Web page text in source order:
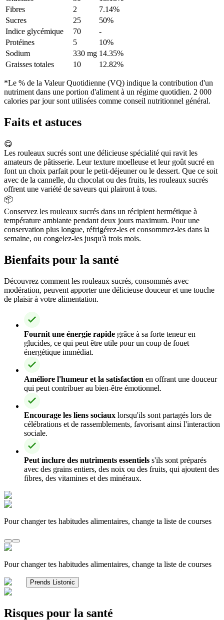
Fibres
2
7.14%
Sucres
25
50%
Indice glycémique
70
-
Protéines
5
10%
Sodium
330 mg 14.35%
Graisses totales
10 12.82%
*Le % de la Valeur Quotidienne (VQ) indique la contribution d'un
nutriment dans une portion d'aliment à un régime quotidien. 2 000
calories par jour sont utilisées comme conseil nutritionnel général.
Faits et astuces
😋
Les rouleaux sucrés sont une délicieuse spécialité qui ravit les
amateurs de pâtisserie. Leur texture moelleuse et leur goût sucré en
font un choix parfait pour le petit-déjeuner ou le dessert. Que ce soit
avec de la cannelle, du chocolat ou des fruits, les rouleaux sucrés
offrent une variété de saveurs qui plairont à tous.
📦
Conservez les rouleaux sucrés dans un récipient hermétique à
température ambiante pendant deux jours maximum. Pour une
conservation plus longue, réfrigérez-les et consommez-les dans la
semaine, ou congelez-les jusqu'à trois mois.
Bienfaits pour la santé
Découvrez comment les rouleaux sucrés, consommés avec
modération, peuvent apporter une délicieuse douceur et une touche
de plaisir à votre alimentation.
Fournit une énergie rapide grâce à sa forte teneur en
glucides, ce qui peut être utile pour un coup de fouet
énergétique immédiat.
Améliore l'humeur et la satisfaction en offrant une douceur
qui peut contribuer au bien-être émotionnel.
Encourage les liens sociaux lorsqu'ils sont partagés lors de
célébrations et de rassemblements, favorisant ainsi l'interaction
sociale.
Peut inclure des nutriments essentiels s'ils sont préparés
avec des grains entiers, des noix ou des fruits, qui ajoutent des
fibres, des vitamines et des minéraux.
Pour changer tes habitudes alimentaires, change ta liste de courses
Pour changer tes habitudes alimentaires, change ta liste de courses
Prends Listonic
Risques pour la santé